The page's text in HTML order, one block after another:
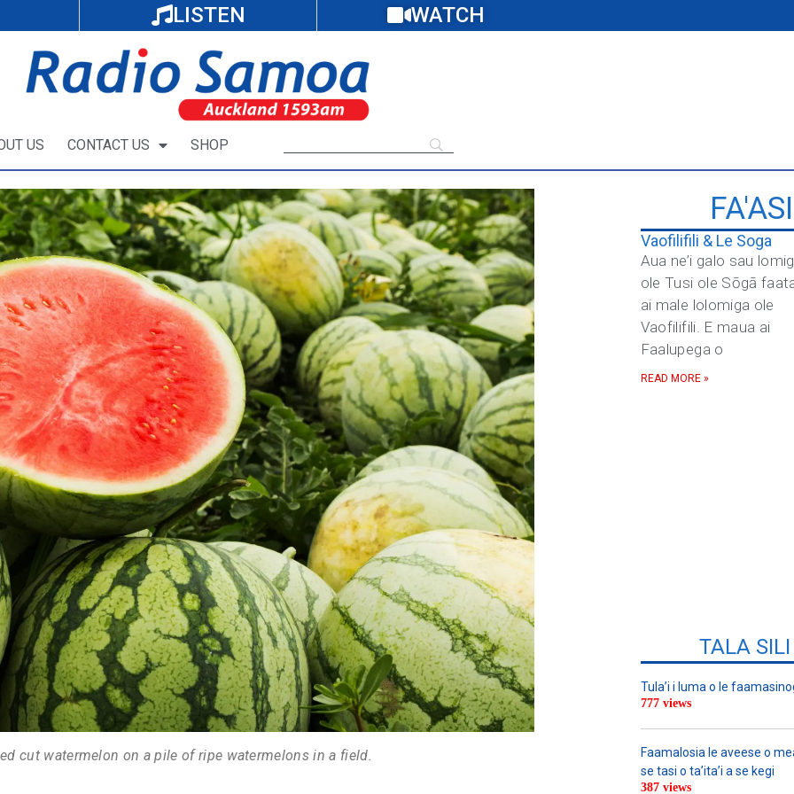
LISTEN WATCH
US CONTACT US SHOP
cut watermelon on a pile of ripe watermelons in a field.
Vaofilifili & Le Soga
Aua ne’i galo sau
ole Tusi ole Sōgā
ai male lolomiga ole
Vaofilifili. E maua ai
Faalupega o
READ MORE »
TALA
Tula’i i luma o le
777 views
Faamalosia le aveese o
se tasi o ta’ita’i a se kegi
387 views